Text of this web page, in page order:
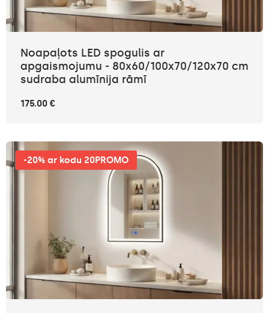
Noapaļots LED spogulis ar
apgaismojumu - 80x60/100x70/120x70 cm
sudraba alumīnija rāmī
175.00 €
-20% ar kodu 20PROMO